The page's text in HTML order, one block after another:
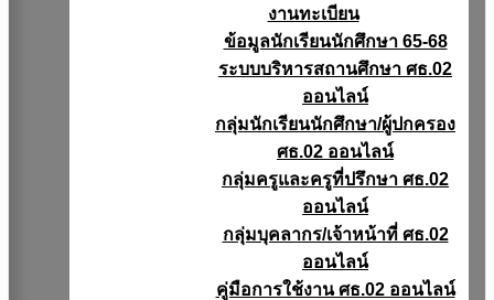
งานทะเบียน
ข้อมูลนักเรียนนักศึกษา 65-68
ระบบบริหารสถานศึกษา ศธ.02
ออนไลน์
กลุ่มนักเรียนนักศึกษา/ผู้ปกครอง
ศธ.02 ออนไลน์
กลุ่มครูและครูที่ปรึกษา ศธ.02
ออนไลน์
กลุ่มบุคลากร/เจ้าหน้าที่ ศธ.02
ออนไลน์
คู่มือการใช้งาน ศธ.02 ออนไลน์